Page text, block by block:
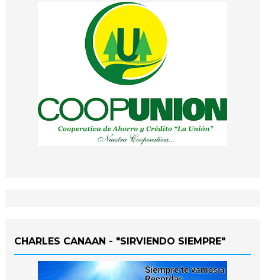
CHARLES CANAAN - "SIRVIENDO SIEMPRE"